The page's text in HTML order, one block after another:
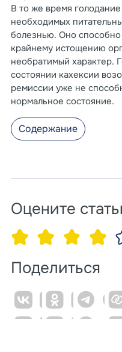
В то же время
необходимых
болезнью. Оно способно
крайнему истощению
необратимый характер.
состоянии кахексии
ремиссии уже не
нормальное состояние.
Содержание
Оцените
Поделиться